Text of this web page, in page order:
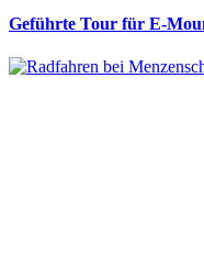
Geführte Tour für E-